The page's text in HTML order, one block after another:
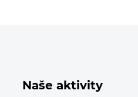
Naše aktivity